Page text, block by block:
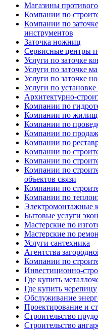
Магазины
Компании по
Компании по
инструментов
Заточка ножниц
Сервисные центры
Услуги по заточке
Услуги по заточке
Услуги по заточке
Услуги по
Архитектурно-
Компании по
Компании по
Компании по
Компании по
Компании по
Компании по
Компании по
Компании по
объектов связи
Компании по
Компании по
Электромонтажные
Бытовые услуги
Мастерские по
Мастерские по
Услуги сантехника
Агентства
Компании по
Инвестиционно-
Где купить
Где купить черепицу
Обслуживание
Проектирование и
Строительство
Строительство